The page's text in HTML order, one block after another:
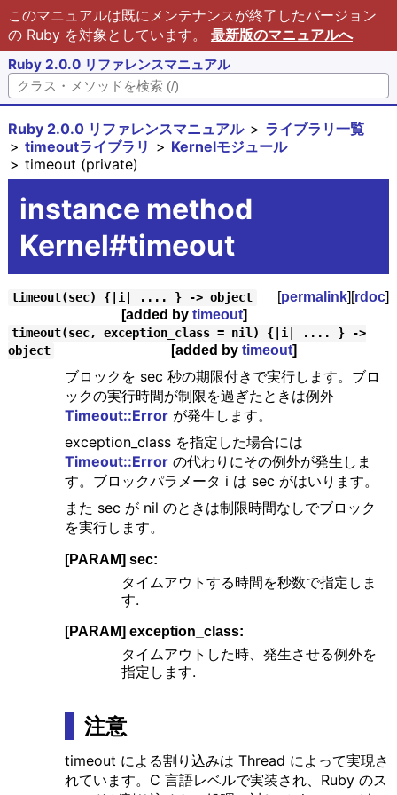
このマニュアルは既にメンテナンスが終了したバージョン
の Ruby を対象としています。 最新版のマニュアルへ
Ruby 2.0.0 リファレンスマニュアル
Ruby 2.0.0 リファレンスマニュアル
ライブラリ一覧
timeoutライブラリ
Kernelモジュール
timeout (private)
instance method
Kernel#timeout
timeout(sec) {|i| .... } -> object [permalink][rdoc]
[added by timeout]
timeout(sec, exception_class = nil) {|i| .... } ->
object
[added bytimeout]
ブロックを sec 秒の期限付きで実行します。ブロ
ックの実行時間が制限を過ぎたときは例外
Timeout::Errorが発生します。
exception_class を指定した場合には
Timeout::Errorの代わりにその例外が発生しま
す。ブロックパラメータ i は sec がはいります。
また sec が nil のときは制限時間なしでブロック
を実行します。
[PARAM] sec:
タイムアウトする時間を秒数で指定しま
す.
[PARAM] exception_class:
タイムアウトした時、発生させる例外を
指定します.
注意
timeout による割り込みは Thread によって実現さ
れています。C 言語レベルで実装され、Ruby のス